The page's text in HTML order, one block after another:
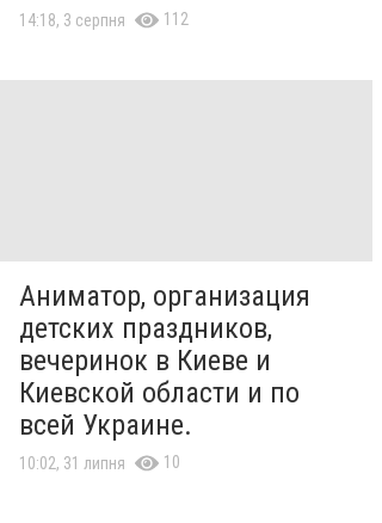
14:18, 3 серпня 112
Аниматор, организация
детских праздников,
вечеринок в Киеве и
Киевской области и по
всей Украине.
10:02, 31 липня 10